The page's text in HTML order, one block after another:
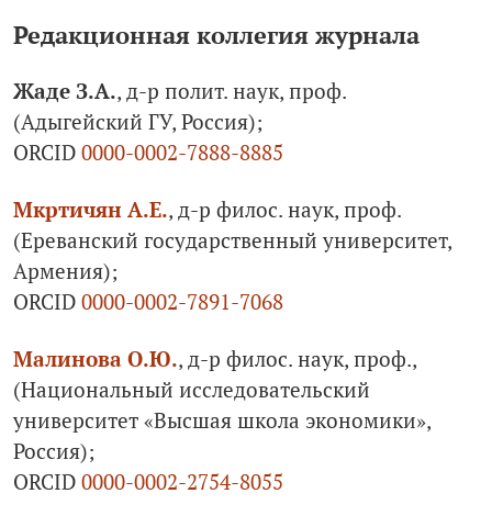
Редакционная коллегия журнала
Жаде З.А., д-р полит. наук, проф.
(Адыгейский ГУ, Рос­сия);
ORCID 0000-0002-7888-8885
Мкртичян А.Е., д-р филос. наук, проф.
(Ереван­ский государствен­ный университет,
Армения);
ORCID 0000-0002-7891-7068
Малинова О.Ю., д-р филос. наук, проф.,
(Национальный исследовательский
университет «Высшая школа экономики»,
Россия);
ORCID 0000-0002-2754-8055